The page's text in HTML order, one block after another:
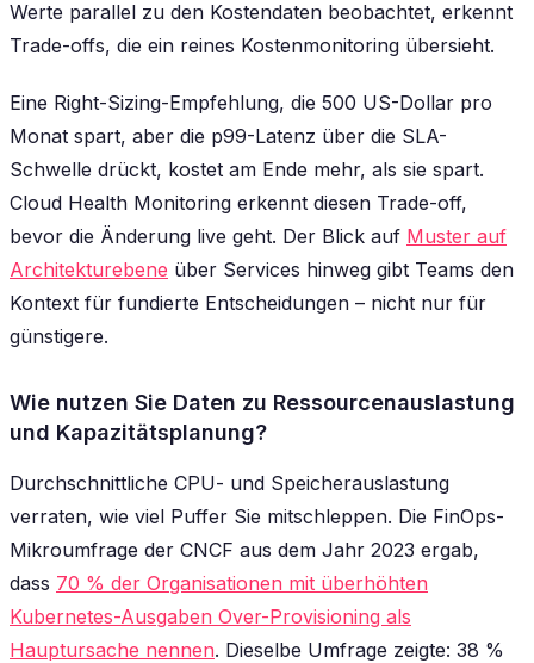
Werte parallel zu den Kostendaten beobachtet, erkennt
Trade-offs, die ein reines Kostenmonitoring übersieht.
Eine Right-Sizing-Empfehlung, die 500 US-Dollar pro
Monat spart, aber die p99-Latenz über die SLA-
Schwelle drückt, kostet am Ende mehr, als sie spart.
Cloud Health Monitoring erkennt diesen Trade-off,
bevor die Änderung live geht. Der Blick auf Muster auf
Architekturebene über Services hinweg gibt Teams den
Kontext für fundierte Entscheidungen – nicht nur für
günstigere.
Wie nutzen Sie Daten zu Ressourcenauslastung
und Kapazitätsplanung?
Durchschnittliche CPU- und Speicherauslastung
verraten, wie viel Puffer Sie mitschleppen. Die FinOps-
Mikroumfrage der CNCF aus dem Jahr 2023 ergab,
dass 70 % der Organisationen mit überhöhten
Kubernetes-Ausgaben Over-Provisioning als
Hauptursache nennen. Dieselbe Umfrage zeigte: 38 %